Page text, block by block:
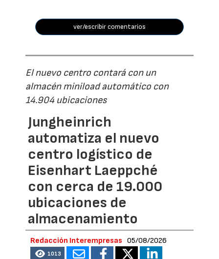
ver/escribir comentarios
El nuevo centro contará con un
almacén miniload automático con
14.904 ubicaciones
Jungheinrich
automatiza el nuevo
centro logístico de
Eisenhart Laeppché
con cerca de 19.000
ubicaciones de
almacenamiento
Redacción Interempresas 05/08/2026
1013